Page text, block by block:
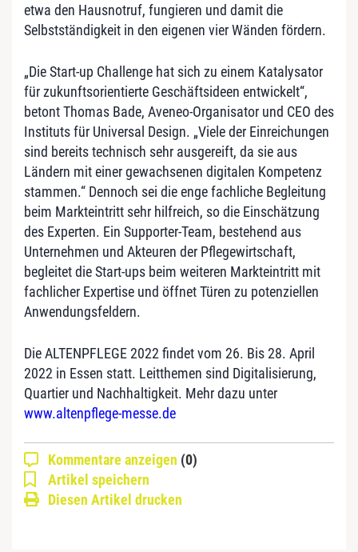
etwa den Hausnotruf, fungieren und damit die
Selbstständigkeit in den eigenen vier Wänden fördern.
„Die Start-up Challenge hat sich zu einem Katalysator
für zukunftsorientierte Geschäftsideen entwickelt“,
betont Thomas Bade, Aveneo-Organisator und CEO des
Instituts für Universal Design. „Viele der Einreichungen
sind bereits technisch sehr ausgereift, da sie aus
Ländern mit einer gewachsenen digitalen Kompetenz
stammen.“ Dennoch sei die enge fachliche Begleitung
beim Markteintritt sehr hilfreich, so die Einschätzung
des Experten. Ein Supporter-Team, bestehend aus
Unternehmen und Akteuren der Pflegewirtschaft,
begleitet die Start-ups beim weiteren Markteintritt mit
fachlicher Expertise und öffnet Türen zu potenziellen
Anwendungsfeldern.
Die ALTENPFLEGE 2022 findet vom 26. Bis 28. April
2022 in Essen statt. Leitthemen sind Digitalisierung,
Quartier und Nachhaltigkeit. Mehr dazu unter
www.altenpflege-messe.de
Kommentare anzeigen (0)
Artikel speichern
Diesen Artikel drucken